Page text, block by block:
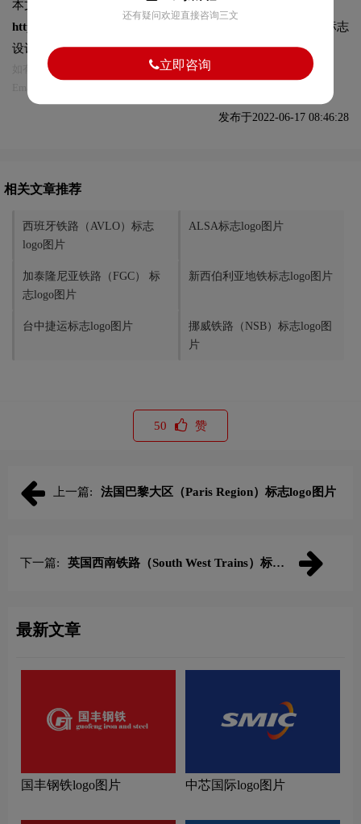
本文标题和链接
智利国家铁路（EFE）标志logo图片:
https://logo9.net/works/9224.html
转载时请注明出处为诗宸标志
设计及本链接!
如有内容侵犯您的合法权益，请及时与我们联系
发布于2022-06-17 08:46:28
相关文章推荐
西班牙铁路（AVLO）标志
logo图片
ALSA标志logo图片
加泰隆尼亚铁路（FGC） 标
志logo图片
新西伯利亚地铁标志logo图片
台中捷运标志logo图片
挪威铁路（NSB）标志logo图
片
50 赞
上一篇: 法国巴黎大区（Paris Region）标志logo图片
下一篇:
英国西南铁路（South West Trains）标志
最新文章
国丰钢铁logo图片 中芯国际logo图片
还有疑问欢迎直接咨询三文
立即咨询